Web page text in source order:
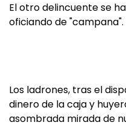
El otro delincuente se
oficiando de "campana".
Los ladrones, tras el
dinero de la caja y
asombrada mirada de